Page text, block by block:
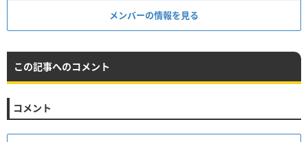
メンバーの情報を見る
この記事へのコメント
コメント